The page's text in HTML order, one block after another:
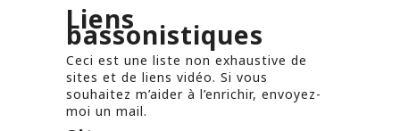
Liens
bassonistiques
Ceci est une liste non exhaustive de
sites et de liens vidéo. Si vous
souhaitez m’aider à l’enrichir, envoyez-
moi un mail.